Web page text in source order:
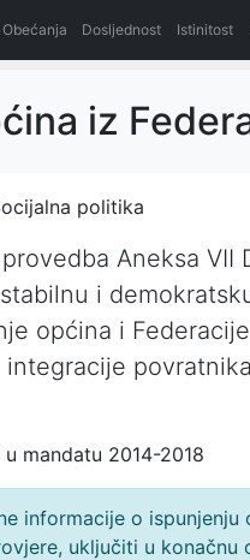
Obećanja Dosljednost Istinitost
iz
politika
Aneksa VII
i
općina i
mandatu 2014-2018
informacije o
uključiti u